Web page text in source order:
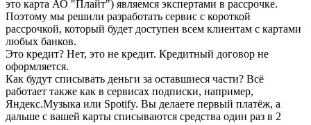
это карта АО "Плайт") являемся экспертами в рассрочке.
Поэтому мы решили разработать сервис с короткой
рассрочкой, который будет доступен всем клиентам с картами
любых банков.
Это кредит? Нет, это не кредит. Кредитный договор не
оформляется.
Как будут списывать деньги за оставшиеся части? Всё
работает также как в сервисах подписки, например,
Яндекс.Музыка или Spotify. Вы делаете первый платёж, а
дальше с вашей карты списываются средства один раз в 2